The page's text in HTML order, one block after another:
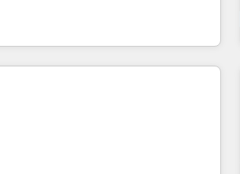
problem. Hire a partner built
and teams that turn HubSpot into a
Partner of
ranked among their top 5
and with over 15 years in the
has built a track record that speaks for
teams in the UK, USA, Canada,
Singapore, and South Africa.
ISO/IEC 27001:2022 and ISO